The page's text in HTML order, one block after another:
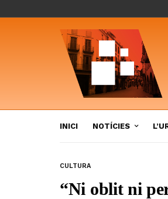
INICI NOTÍCIES
CULTURA
“Ni oblit ni